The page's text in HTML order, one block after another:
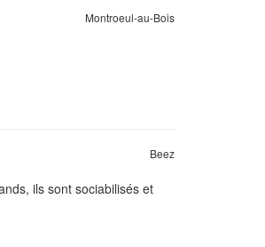
Montroeul-au-Bois
Beez
ils sont sociabilisés et